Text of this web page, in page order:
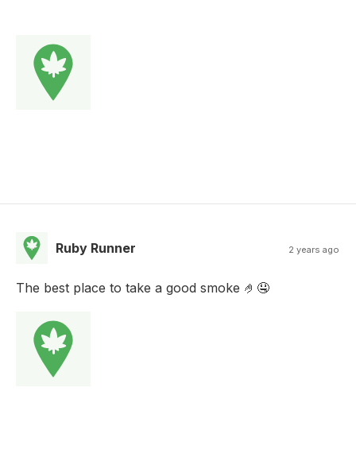
Ruby Runner 2 years ago
The best place to take a good smoke 🤌🤤